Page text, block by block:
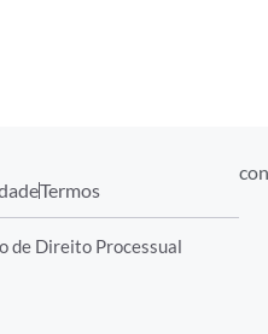
Termos
de Direito Processual